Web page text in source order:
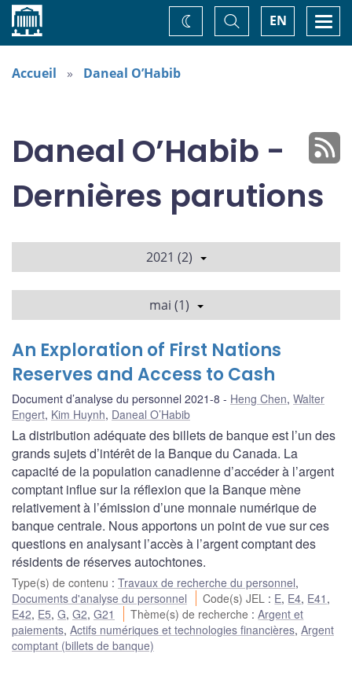
Accueil EN
Basculer
la
recherche
Changez
de
Accueil Daneal O’Habib
Daneal O’Habib -
Dernières parutions
2021 (2)
mai (1)
An Exploration of First Nations
Reserves and Access to Cash
Document d’analyse du personnel 2021-8 Heng Chen, Walter
Engert, Kim Huynh, Daneal O’Habib
La distribution adéquate des billets de banque est l’un des
grands sujets d’intérêt de la Banque du Canada. La
capacité de la population canadienne d’accéder à l’argent
comptant influe sur la réflexion que la Banque mène
relativement à l’émission d’une monnaie numérique de
banque centrale. Nous apportons un point de vue sur ces
questions en analysant l’accès à l’argent comptant des
résidents de réserves autochtones.
Type(s) de contenu : Travaux de recherche du personnel,
Documents d'analyse du personnel
Code(s) JEL : E, E4, E41 ,
E42, E5, G, G2, G21 Thème(s) de recherche :Argent et
paiements, Actifs numériques et technologies financières, Argent
comptant (billets de banque)